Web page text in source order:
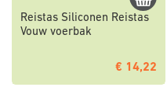
Reistas Siliconen Reistas
Vouw voerbak
€ 14,22